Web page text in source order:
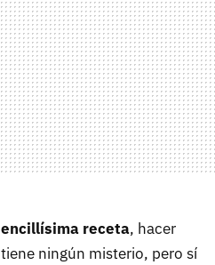
receta, hacer
ningún misterio, pero sí